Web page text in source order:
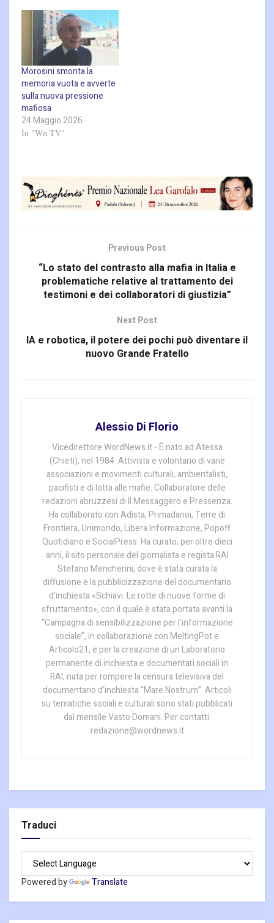
Morosini smonta la
memoria vuota e avverte
sulla nuova pressione
mafiosa
24 Maggio 2026
In "Wn TV"
Previous Post
“Lo stato del contrasto alla mafia in Italia e
problematiche relative al trattamento dei
testimoni e dei collaboratori di giustizia”
Next Post
IA e robotica, il potere dei pochi può diventare il
nuovo Grande Fratello
Alessio Di Florio
Vicedirettore WordNews.it - È nato ad Atessa
(Chieti), nel 1984. Attivista e volontario di varie
associazioni e movimenti culturali, ambientalisti,
pacifisti e di lotta alle mafie. Collaboratore delle
redazioni abruzzesi di Il Messaggero e Pressenza.
Ha collaborato con Adista, Primadanoi, Terre di
Frontiera, Unimondo, Libera Informazione, Popoff
Quotidiano e SocialPress. Ha curato, per oltre dieci
anni, il sito personale del giornalista e regista RAI
Stefano Mencherini, dove è stata curata la
diffusione e la pubblicizzazione del documentario
d’inchiesta «Schiavi. Le rotte di nuove forme di
sfruttamento», con il quale è stata portata avanti la
“Campagna di sensibilizzazione per l’informazione
sociale”, in collaborazione con MeltingPot e
Articolo21, e per la creazione di un Laboratorio
permanente di inchiesta e documentari sociali in
RAI, nata per rompere la censura televisiva del
documentario d’inchiesta “Mare Nostrum”. Articoli
su tematiche sociali e culturali sono stati pubblicati
dal mensile Vasto Domani. Per contatti:
redazione@wordnews.it
Traduci
Powered by Translate